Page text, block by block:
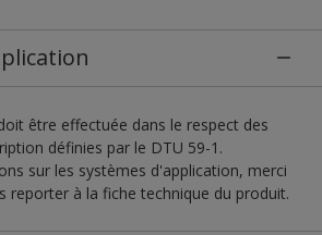
être effectuée dans le respect des
définies par le DTU 59-1.
sur les systèmes d'application, merci
reporter à la fiche technique du produit.